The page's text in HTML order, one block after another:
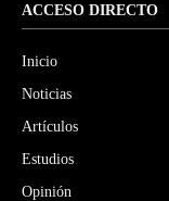
ACCESO DIRECTO
Inicio
Noticias
Artículos
Estudios
Opinión